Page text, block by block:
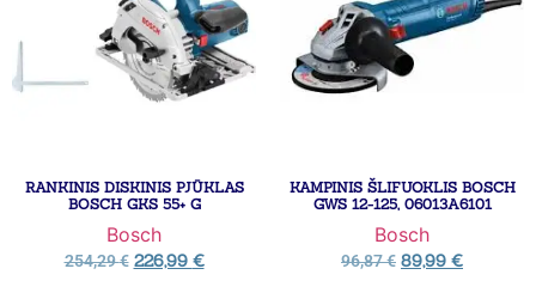
RANKINIS DISKINIS PJŪKLAS
BOSCH GKS 55+ G
Bosch
254,29€ 226,99 €
KAMPINIS ŠLIFUOKLIS BOSCH
GWS 12-125, 06013A6101
Bosch
96,87€ 89,99 €